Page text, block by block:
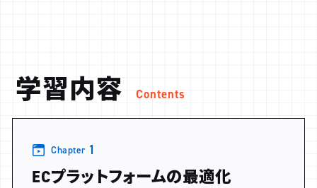
学習内容 Contents
Chapter 1
ECプラットフォームの最適化